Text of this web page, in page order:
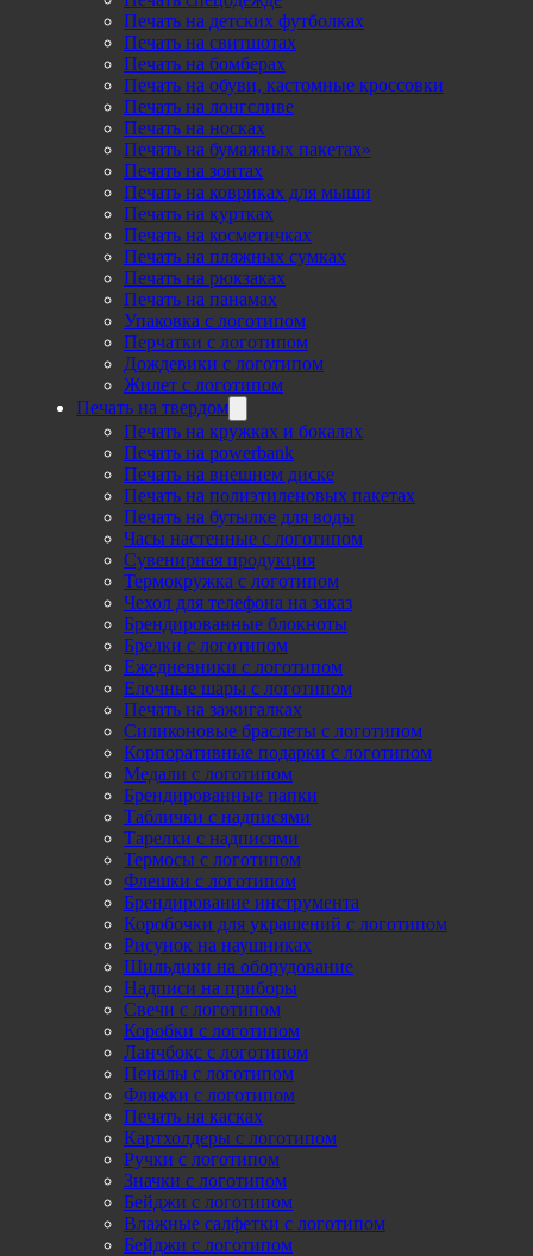
Печать на детских футболках
Печать на свитшотах
Печать на бомберах
Печать на обуви, кастомные кроссовки
Печать на лонгсливе
Печать на носках
Печать на бумажных пакетах»
Печать на зонтах
Печать на ковриках для мыши
Печать на куртках
Печать на косметичках
Печать на пляжных сумках
Печать на рюкзаках
Печать на панамах
Упаковка с логотипом
Перчатки с логотипом
Дождевики с логотипом
Жилет с логотипом
Печать на твердом
Печать на кружках и бокалах
Печать на powerbank
Печать на внешнем диске
Печать на полиэтиленовых пакетах
Печать на бутылке для воды
Часы настенные с логотипом
Сувенирная продукция
Термокружка с логотипом
Чехол для телефона на заказ
Брендированные блокноты
Брелки с логотипом
Ежедневники с логотипом
Елочные шары с логотипом
Печать на зажигалках
Силиконовые браслеты с логотипом
Корпоративные подарки с логотипом
Медали с логотипом
Брендированные папки
Таблички с надписями
Тарелки с надписями
Термосы с логотипом
Флешки с логотипом
Брендирование инструмента
Коробочки для украшений с логотипом
Рисунок на наушниках
Шильдики на оборудование
Надписи на приборы
Свечи с логотипом
Коробки с логотипом
Ланчбокс с логотипом
Пеналы с логотипом
Фляжки с логотипом
Печать на касках
Картхолдеры с логотипом
Ручки с логотипом
Значки с логотипом
Бейджи с логотипом
Влажные салфетки с логотипом
Бейджи с логотипом